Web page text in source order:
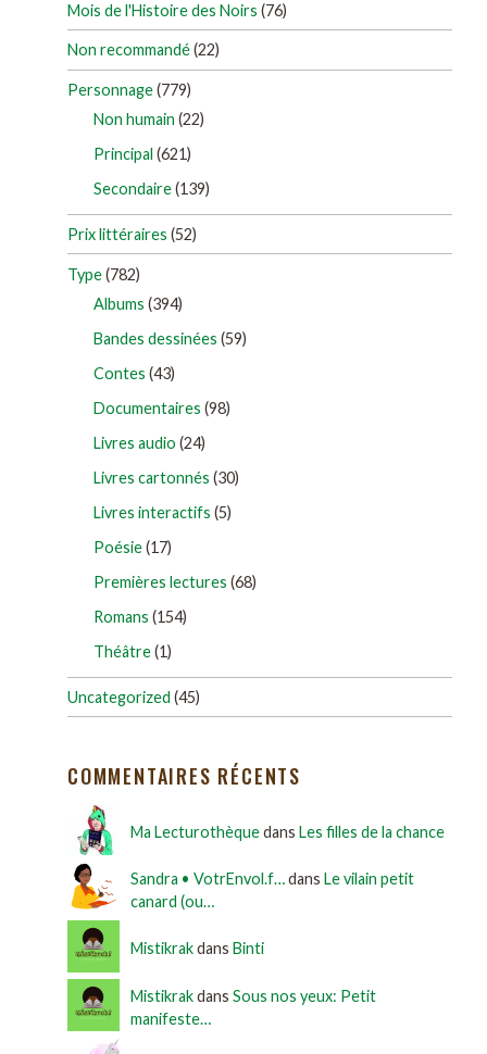
Mois de l'Histoire des Noirs (76)
Non recommandé(22)
Personnage(779)
Non humain (22)
Principal (621)
Secondaire(139)
Prix littéraires (52)
Type(782)
Albums (394)
Bandes dessinées (59)
Contes (43)
Documentaires (98)
Livres audio (24)
Livres cartonnés (30)
Livres interactifs (5)
Poésie(17)
Premières lectures (68)
Romans (154)
Théâtre(1)
Uncategorized (45)
COMMENTAIRES RÉCENTS
Ma Lecturothèquedans Les filles de la chance
Sandra • VotrEnvol.f…dans Le vilain petit
canard (ou…
Mistikrakdans Binti
Mistikrakdans Sous nos yeux: Petit
manifeste…